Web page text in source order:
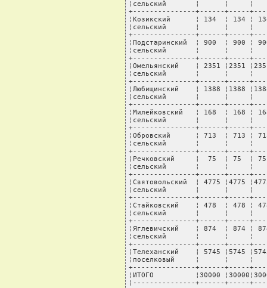
¦сельский       ¦      ¦
+---------------+------+-----
¦Козикский      ¦ 134  ¦ 134 ¦
¦сельский       ¦      ¦
+---------------+------+-----
¦Подстаринский  ¦ 900  ¦ 900 ¦
¦сельский       ¦      ¦
+---------------+------+-----
¦Омельянский    ¦ 2351 ¦2351
¦сельский       ¦      ¦
+---------------+------+-----
¦Любищинский    ¦ 1388 ¦1388
¦сельский       ¦      ¦
+---------------+------+-----
¦Милейковский   ¦ 168  ¦ 168 ¦
¦сельский       ¦      ¦
+---------------+------+-----
¦Обровский      ¦ 713  ¦ 713 ¦
¦сельский       ¦      ¦
+---------------+------+-----
¦Речковский     ¦  75  ¦ 75  ¦
¦сельский       ¦      ¦
+---------------+------+-----
¦Святовольский  ¦ 4775 ¦4775
¦сельский       ¦      ¦
+---------------+------+-----
¦Стайковский    ¦ 478  ¦ 478 ¦
¦сельский       ¦      ¦
+---------------+------+-----
¦Яглевичский    ¦ 874  ¦ 874 ¦
¦сельский       ¦      ¦
+---------------+------+-----
¦Телеханский    ¦ 5745 ¦5745
¦поселковый     ¦      ¦
+---------------+------+-----
¦ИТОГО          ¦30000
¦---------------+------+-----